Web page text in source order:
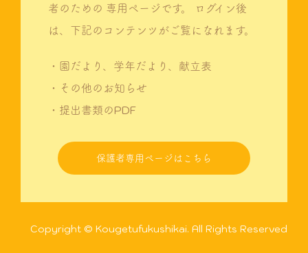
者のための 専用ページです。
ログイン後
は、下記のコンテンツがご覧になれます。
・園だより、学年だより、献立表
・その他のお知らせ
・提出書類のPDF
保護者専用ページはこちら
Copyright © Kougetufukushikai. All Rights Reserved